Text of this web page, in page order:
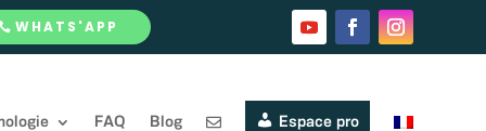
WHATS'APP
FAQ Blog Espace pro